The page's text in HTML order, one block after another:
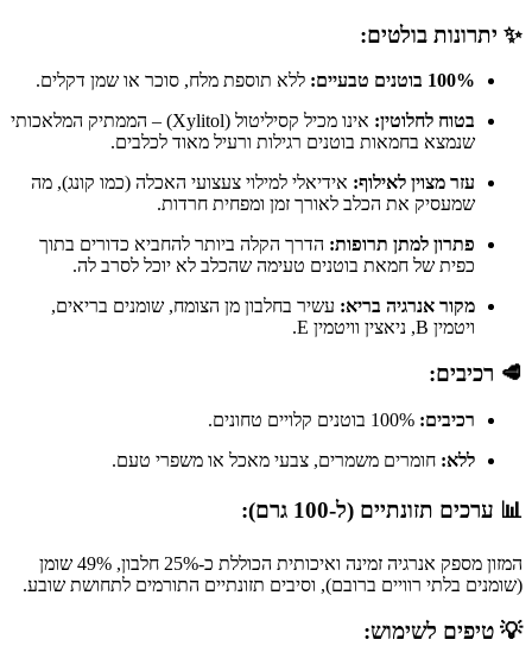
✨ יתרונות בולטים:
100% בוטנים טבעיים:
ללא תוספת מלח, סוכר או שמן דקלים.
בטוח לחלוטין:
אינו מכיל קסיליטול (Xylitol) – הממתיק המלאכותי
שנמצא בחמאות בוטנים רגילות ורעיל מאוד לכלבים.
עזר מצוין לאילוף: אידיאלי למילוי צעצועי האכלה (כמו קונג), מה
שמעסיק את הכלב לאורך זמן ומפחית חרדות.
פתרון למתן תרופות: הדרך הקלה ביותר להחביא כדורים בתוך
כפית של חמאת בוטנים טעימה שהכלב לא יוכל לסרב לה.
מקור אנרגיה בריא: עשיר בחלבון מן הצומח, שומנים בריאים,
ויטמין B, ניאצין וויטמין E.
🥩 רכיבים:
רכיבים:
ללא: חומרים משמרים, צבעי מאכל או משפרי טעם.
📊 ערכים תזונתיים (ל-100 גרם):
המזון מספק אנרגיה זמינה ואיכותית הכוללת כ-25% חלבון, 49% שומן
(שומנים בלתי רוויים ברובם), וסיבים תזונתיים התורמים לתחושת שובע.
💡 טיפים לשימוש: